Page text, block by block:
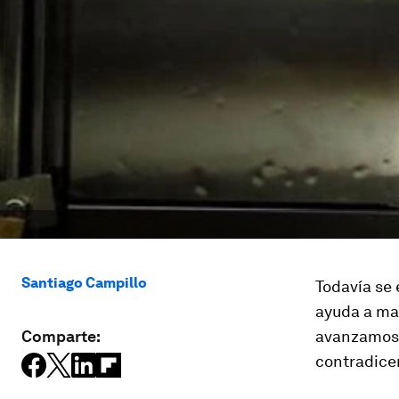
Santiago Campillo
Comparte:
Todavía se
ayuda a